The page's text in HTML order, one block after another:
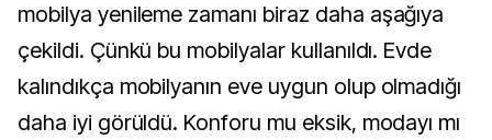
mobilya yenileme zamanı biraz daha aşağıya
çekildi. Çünkü bu mobilyalar kullanıldı. Evde
kalındıkça mobilyanın eve uygun olup olmadığı
daha iyi görüldü. Konforu mu eksik, modayı mı